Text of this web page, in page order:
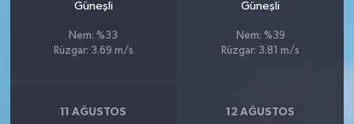
Güneşli
Nem: %33
Rüzgar: 3.69 m/s
Güneşli
Nem: %39
Rüzgar: 3.81 m/s
11 AĞUSTOS 12 AĞUSTOS